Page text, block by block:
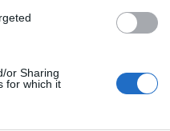
or Sharing
for which it
ενώ η
σε
για αυτήν,
και απαντά